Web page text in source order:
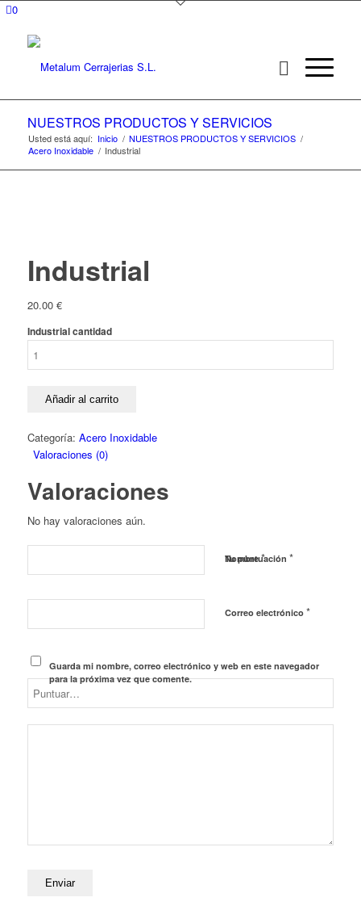
0
NUESTROS PRODUCTOS Y SERVICIOS
Usted está aquí: Inicio / NUESTROS PRODUCTOS Y SERVICIOS /
Acero Inoxidable / Industrial
Industrial
20.00 €
Industrial cantidad
Añadir al carrito
Categoría: Acero Inoxidable
Valoraciones (0)
Valoraciones
No hay valoraciones aún.
Nombre*
Correo electrónico *
Guarda mi nombre, correo electrónico y web en este navegador
para la próxima vez que comente.
Tu puntuación *